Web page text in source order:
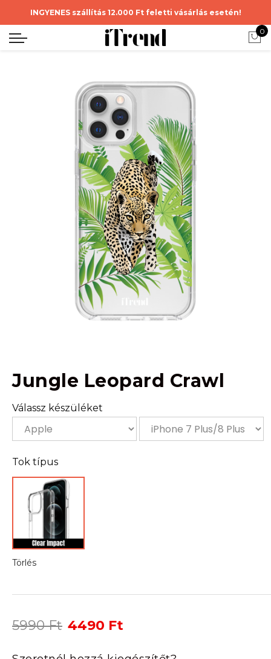
INGYENES szállítás 12.000 Ft feletti vásárlás esetén!
0
Jungle Leopard Crawl
Válassz készüléket
Tok típus
Törlés
5990Ft Original
was:
4490 Ft
is: